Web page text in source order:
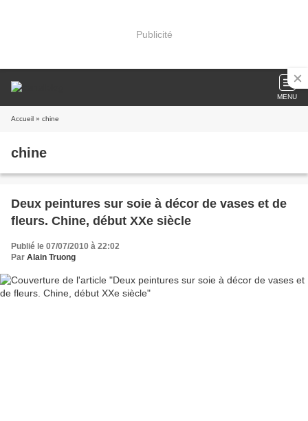
Publicité
MENU
Accueil » chine
chine
Deux peintures sur soie à décor de vases et de
fleurs. Chine, début XXe siècle
Publié le 07/07/2010 à 22:02
Par Alain Truong